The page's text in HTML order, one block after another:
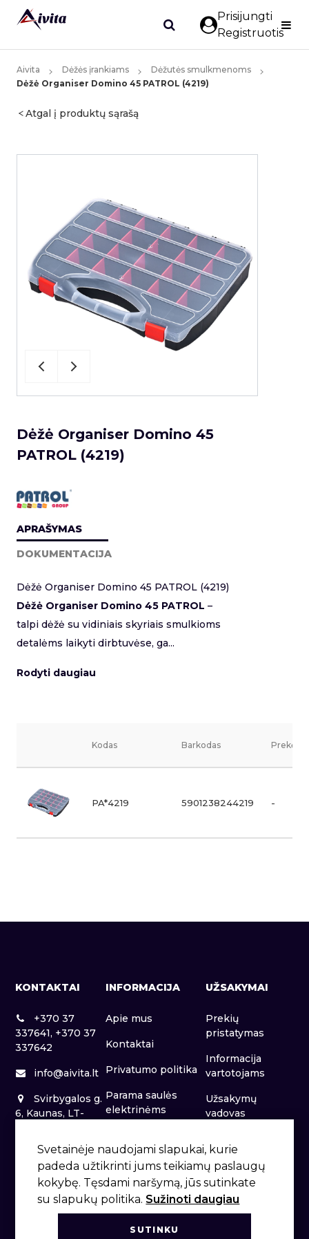
Prisijungti
Registruotis
Aivita Dėžės įrankiams
Dėžutės smulkmenoms
Dėžė Organiser Domino 45 PATROL (4219)
Atgal į produktų sąrašą
Dėžė Organiser Domino 45
PATROL (4219)
APRAŠYMAS
DOKUMENTACIJA
Dėžė Organiser Domino 45 PATROL (4219)
Dėžė Organiser Domino 45 PATROL –
talpi dėžė su vidiniais skyriais smulkioms
detalėms laikyti dirbtuvėse, ga...
Rodyti daugiau
Kodas Barkodas Prekės
PA*4219 5901238244219 -
KONTAKTAI
+370 37
337641, +370 37
337642
info@aivita.lt
Svirbygalos g.
6, Kaunas, LT-
INFORMACIJA
Apie mus
Kontaktai
Privatumo politika
Parama saulės
elektrinėms
UŽSAKYMAI
Prekių
pristatymas
Informacija
vartotojams
Užsakymų
vadovas
Svetainėje naudojami slapukai, kurie
padeda užtikrinti jums teikiamų paslaugų
kokybę. Tęsdami naršymą, jūs sutinkate
su slapukų politika. Sužinoti daugiau
SUTINKU